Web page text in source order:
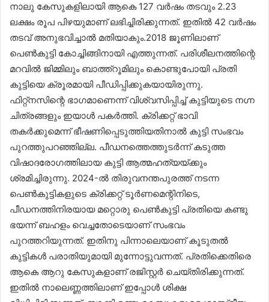
നാലു കേസുകളിലായി ആകെ 127 വർഷം തടവും 2.23
ലക്ഷം രൂപ പിഴയുമാണ് ലഭിച്ചിരിക്കുന്നത്. ഇതിൽ 42 വർഷം
തടവ് അനുഭവിച്ചാൽ മതിയാകും.2018 ജൂണിലാണ്
പെൺകുട്ടി കോച്ചിങ്ങിനായി എത്തുന്നത്. പരിശീലനത്തിന്റെ
മറവിൽ ജിമ്മിലും ബാത്ത്റൂമിലും കൊണ്ടുപോയി പ്രതി
കുട്ടിയെ ക്രൂരമായി പീഡിപ്പിക്കുകയായിരുന്നു.
ഫിറ്റ്നസിന്റെ ഭാഗമാണെന്ന് വിശ്വസിപ്പിച്ച് കുട്ടിയുടെ നഗ്ന
ചിത്രങ്ങളും ഇയാൾ പകർത്തി. ക്രിക്കറ്റ് ഭാവി
തകർക്കുമെന്ന് ഭീഷണിപ്പെടുത്തിയതിനാൽ കുട്ടി സംഭവം
പുറത്തുപറഞ്ഞില്ല. പീഡനത്തെത്തുടർന്ന് കടുത്ത
വിഷാദരോഗത്തിലായ കുട്ടി ആത്മഹത്യയ്ക്കും
ശ്രമിച്ചിരുന്നു. 2024-ൽ തിരുവനന്തപുരത്ത് നടന്ന
പെൺകുട്ടികളുടെ ക്രിക്കറ്റ് ടൂർണമെന്റിനിടെ,
പീഡനത്തിനിരയായ മറ്റൊരു പെൺകുട്ടി പ്രതിയെ കണ്ടു
ഭയന്ന് ബഹളം വെച്ചതോടെയാണ് സംഭവം
പുറത്തറിയുന്നത്. ഇതിനു പിന്നാലെയാണ് കൂടുതൽ
കുട്ടികൾ പരാതിയുമായി മുന്നോട്ടുവന്നത്. പ്രതിക്കെതിരെ
ആകെ ആറു കേസുകളാണ് രജിസ്റ്റർ ചെയ്തിരിക്കുന്നത്.
ഇതിൽ നാലെണ്ണത്തിലാണ് ഇപ്പോൾ ശിക്ഷ